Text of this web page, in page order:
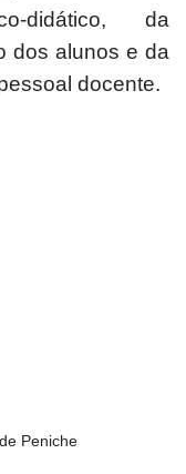
didático, da
dos alunos e da
docente.
Peniche